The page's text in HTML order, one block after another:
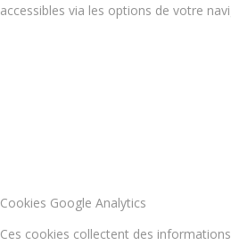
accessibles via les options de votre
Cookies Google Analytics
Ces cookies collectent des